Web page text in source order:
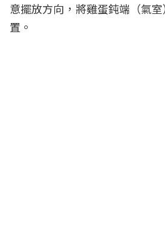
意擺放方向，將雞蛋鈍端（氣
置。